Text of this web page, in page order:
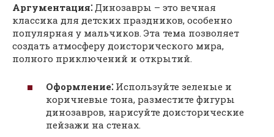
Аргументация⁚ Динозавры – это вечная
классика для детских праздников, особенно
популярная у мальчиков. Эта тема позволяет
создать атмосферу доисторического мира,
полного приключений и открытий.
Оформление⁚ Используйте зеленые и
коричневые тона, разместите фигуры
динозавров, нарисуйте доисторические
пейзажи на стенах.